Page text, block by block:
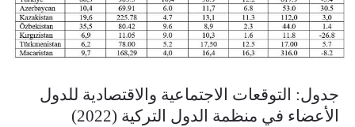
جدول: التوقعات الاجتماعية والاقتصادية للدول
الأعضاء في منظمة الدول التركية (2022)